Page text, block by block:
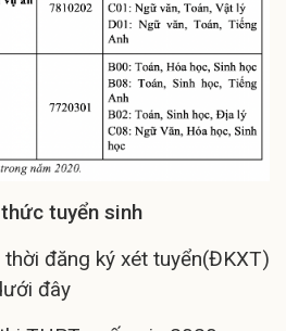
tuyển sinh
đăng ký xét tuyển(ĐKXT)
đây